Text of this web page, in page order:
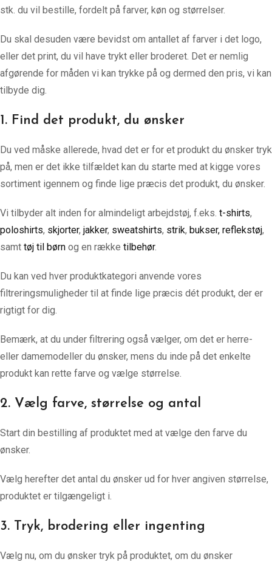
stk. du vil bestille, fordelt på farver, køn og størrelser.
Du skal desuden være bevidst om antallet af farver i det logo,
eller det print, du vil have trykt eller broderet. Det er nemlig
afgørende for måden vi kan trykke på og dermed den pris, vi kan
tilbyde dig.
1. Find det produkt, du ønsker
Du ved måske allerede, hvad det er for et produkt du ønsker tryk
på, men er det ikke tilfældet kan du starte med at kigge vores
sortiment igennem og finde lige præcis det produkt, du ønsker.
Vi tilbyder alt inden for almindeligt arbejdstøj, f.eks. t-shirts,
poloshirts, skjorter, jakker, sweatshirts, strik, bukser, reflekstøj,
samt tøj til børn og en række tilbehør.
Du kan ved hver produktkategori anvende vores
filtreringsmuligheder til at finde lige præcis dét produkt, der er
rigtigt for dig.
Bemærk, at du under filtrering også vælger, om det er herre-
eller damemodeller du ønsker, mens du inde på det enkelte
produkt kan rette farve og vælge størrelse.
2. Vælg farve, størrelse og antal
Start din bestilling af produktet med at vælge den farve du
ønsker.
Vælg herefter det antal du ønsker ud for hver angiven størrelse,
produktet er tilgængeligt i.
3. Tryk, brodering eller ingenting
Vælg nu, om du ønsker tryk på produktet, om du ønsker